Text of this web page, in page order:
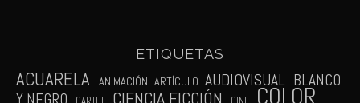
ETIQUETAS
ACUARELA ANIMACIÓN ARTÍCULO AUDIOVISUAL BLANCO
CIENCIA FICCIÓN COLOR